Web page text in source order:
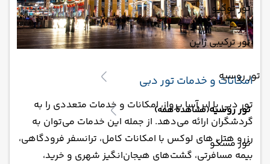
تور توکیو
تور ترکیبی ژاپن
تور روسیه
تور روسیه(مشاهده همه)
تور مسکو
امکانات و خدمات تور دبی
تور دبی با ابر آسا پرواز، امکانات و خدمات متعددی را به
گردشگران ارائه می‌دهد. از جمله این خدمات می‌توان به
رزرو هتل های لوکس با امکانات کامل، ترانسفر فرودگاهی،
بیمه مسافرتی، گشت‌های هیجان‌انگیز شهری و خرید،